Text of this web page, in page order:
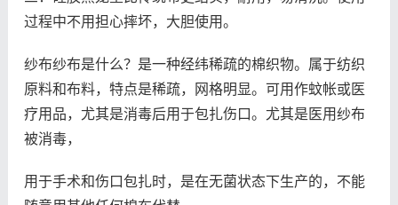
过程中不用担心摔坏，大胆使用。
纱布纱布是什么？是一种经纬稀疏的棉织物。属于纺织
原料和布料，特点是稀疏，网格明显。可用作蚊帐或医
疗用品，尤其是消毒后用于包扎伤口。尤其是医用纱布
被消毒，
用于手术和伤口包扎时，是在无菌状态下生产的，不能